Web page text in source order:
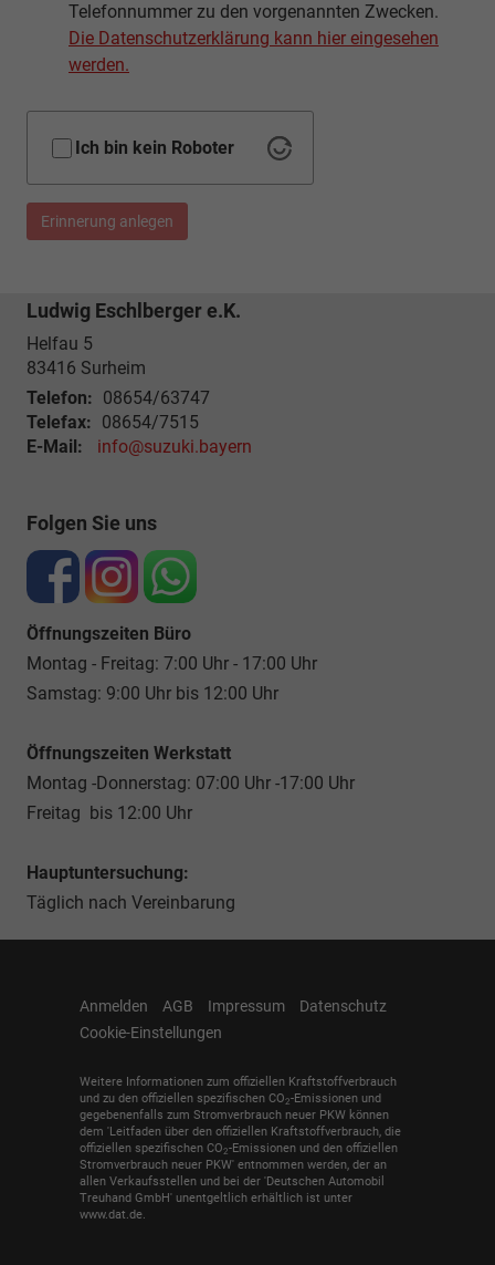
Telefonnummer zu den vorgenannten Zwecken.
Die Datenschutzerklärung kann hier eingesehen
werden.
Ich bin kein Roboter
Erinnerung anlegen
Ludwig Eschlberger e.K.
Helfau 5
83416 Surheim
Telefon: 08654/63747
Telefax: 08654/7515
E-Mail:
info@suzuki.bayern
Folgen Sie uns
Öffnungszeiten Büro
Montag - Freitag: 7:00 Uhr - 17:00 Uhr
Samstag: 9:00 Uhr bis 12:00 Uhr
Öffnungszeiten Werkstatt
Montag -Donnerstag: 07:00 Uhr -17:00 Uhr
Freitag bis 12:00 Uhr
Hauptuntersuchung:
Täglich nach Vereinbarung
Anmelden AGB Impressum
Datenschutz
Cookie-Einstellungen
Weitere Informationen zum offiziellen Kraftstoffverbrauch
und zu den offiziellen spezifischen CO2-Emissionen und
gegebenenfalls zum Stromverbrauch neuer PKW können
dem 'Leitfaden über den offiziellen Kraftstoffverbrauch, die
offiziellen spezifischen CO2-Emissionen und den offiziellen
Stromverbrauch neuer PKW' entnommen werden, der an
allen Verkaufsstellen und bei der 'Deutschen Automobil
Treuhand GmbH' unentgeltlich erhältlich ist unter
www.dat.de.